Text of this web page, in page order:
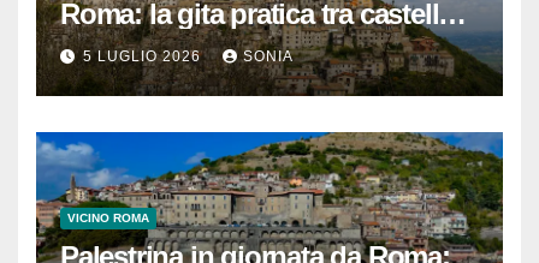
Roma: la gita pratica tra castello,
vicoli e Terme di Cretone
5 LUGLIO 2026 SONIA
VICINO ROMA